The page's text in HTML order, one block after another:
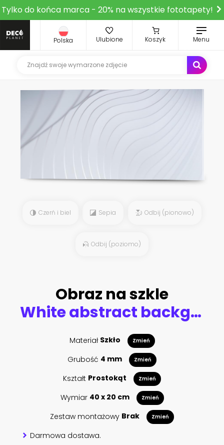
Tylko do końca marca - 20% na wszystkie fototapety!
Polska Ulubione Koszyk Menu
Czerń i biel Sepia Odbij (pionowo)
Odbij (poziomo)
Obraz na szkle
White abstract background with balls and black lines. 3d illustration, 3d rendering.
Materiał Szkło Zmień
Grubość 4 mm Zmień
Kształt Prostokąt Zmień
Wymiar 40 x 20 cm Zmień
Zestaw montażowy Brak Zmień
Darmowa dostawa.